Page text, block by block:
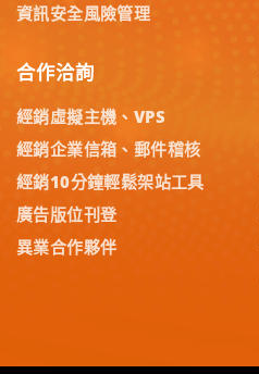
資訊安全風險管理
合作洽詢
經銷虛擬主機、VPS
經銷企業信箱、郵件稽核
經銷10分鐘輕鬆架站工具
廣告版位刊登
異業合作夥伴